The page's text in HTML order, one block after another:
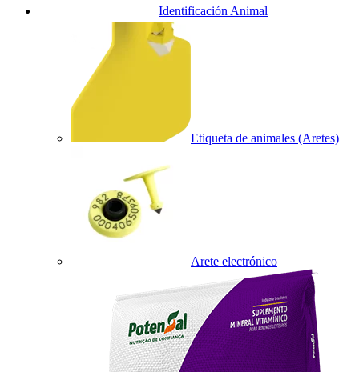
Identificación Animal
Etiqueta de animales (Aretes)
Arete electrónico